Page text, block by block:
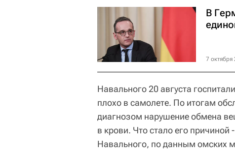
В
7
Навального 20 августа
плохо в самолете. По итогам
диагнозом нарушение обмена
в крови. Что стало его
Навального, по данным омских